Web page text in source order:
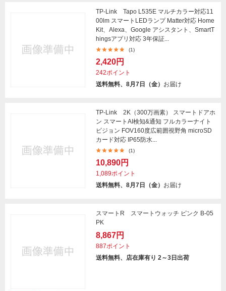
TP-Link Tapo L535E マルチカラー対応11
00lm スマートLEDランプ Matter対応 Home
Kit、Alexa、Google アシスタント、SmartT
hingsアプリ対応 3年保証...
(1)
2,420円
242ポイント
送料無料、8月7日（金） お届け
TP-Link 2K（300万画素） スマートドアホ
ン スマートAI検知&通知 フルカラーナイト
ビジョン FOV160度広範囲視野角 microSD
カード対応 IP65防水...
(1)
10,890円
1,089ポイント
送料無料、8月7日（金） お届け
スマートR スマートウォッチ ピンク B-05
PK
8,867円
887ポイント
送料無料、店在庫有り 2～3日出荷